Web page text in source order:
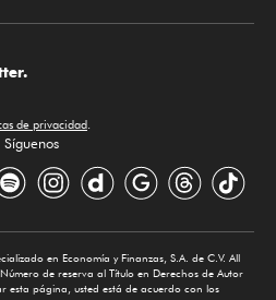
de privacidad.
Síguenos
en Economía y Finanzas, S.A. de C.V. All
de reserva al Título en Derechos de Autor
página, usted está de acuerdo con los